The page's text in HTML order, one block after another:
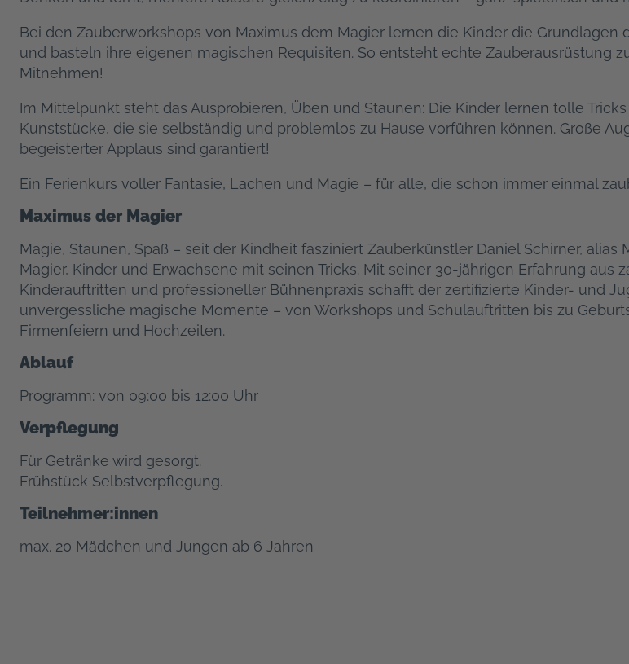
Bei den Zauberworkshops von Maximus dem Magier lernen die Kinder die Grundlagen
und basteln ihre eigenen magischen Requisiten. So entsteht echte Zauberausrüstung
Mitnehmen!
Im Mittelpunkt steht das Ausprobieren, Üben und Staunen: Die Kinder lernen tolle
Kunststücke, die sie selbständig und problemlos zu Hause vorführen können. Große
begeisterter Applaus sind garantiert!
Ein Ferienkurs voller Fantasie, Lachen und Magie – für alle, die schon immer einmal
Maximus der Magier
Magie, Staunen, Spaß – seit der Kindheit fasziniert Zauberkünstler Daniel Schirner, alias
Magier, Kinder und Erwachsene mit seinen Tricks. Mit seiner 30-jährigen Erfahrung aus
Kinderauftritten und professioneller Bühnenpraxis schafft der zertifizierte Kinder- und
unvergessliche magische Momente – von Workshops und Schulauftritten bis zu
Firmenfeiern und Hochzeiten.
Ablauf
Programm: von 09:00 bis 12:00 Uhr
Verpflegung
Für Getränke wird gesorgt.
Frühstück Selbstverpflegung.
Teilnehmer:innen
max. 20 Mädchen und Jungen ab 6 Jahren